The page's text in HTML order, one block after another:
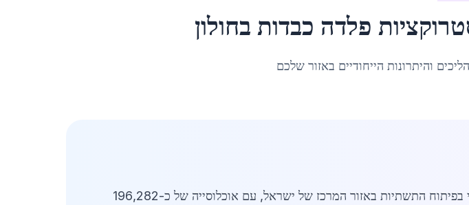
פלדה כבדות בחולון
והיתרונות הייחודיים באזור שלכם
מעודכן לאפריל 2026. קונסטרוקציות פלדה כבדות בחולון מהוות חלק מרכזי בפיתוח התשתיות באזור המרכז של ישראל, עם אוכלוסייה של כ-196,282